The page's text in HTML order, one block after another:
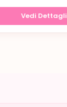
Vedi Dettagli